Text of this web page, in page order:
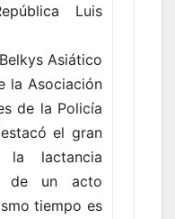
Luis
Asiático
la Asociación
de la Policía
el gran
la lactancia
de un acto
tiempo es